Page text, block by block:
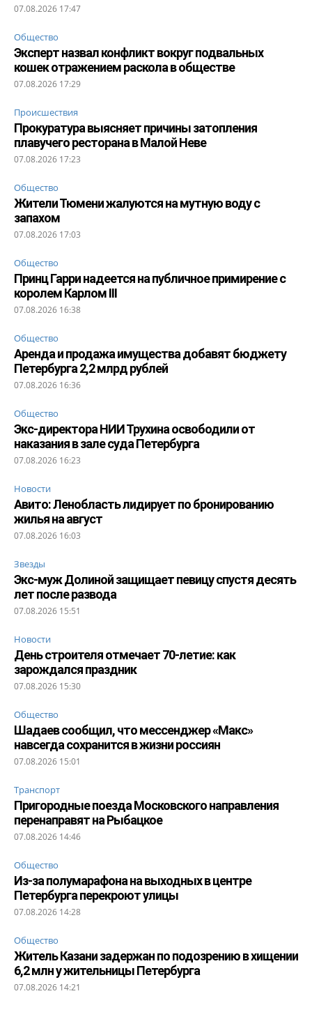
07.08.2026 17:47
Общество
Эксперт назвал конфликт вокруг подвальных
кошек отражением раскола в обществе
07.08.2026 17:29
Происшествия
Прокуратура выясняет причины затопления
плавучего ресторана в Малой Неве
07.08.2026 17:23
Общество
Жители Тюмени жалуются на мутную воду с
запахом
07.08.2026 17:03
Общество
Принц Гарри надеется на публичное примирение с
королем Карлом III
07.08.2026 16:38
Общество
Аренда и продажа имущества добавят бюджету
Петербурга 2,2 млрд рублей
07.08.2026 16:36
Общество
Экс-директора НИИ Трухина освободили от
наказания в зале суда Петербурга
07.08.2026 16:23
Новости
Авито: Ленобласть лидирует по бронированию
жилья на август
07.08.2026 16:03
Звезды
Экс-муж Долиной защищает певицу спустя десять
лет после развода
07.08.2026 15:51
Новости
День строителя отмечает 70-летие: как
зарождался праздник
07.08.2026 15:30
Общество
Шадаев сообщил, что мессенджер «Макс»
навсегда сохранится в жизни россиян
07.08.2026 15:01
Транспорт
Пригородные поезда Московского направления
перенаправят на Рыбацкое
07.08.2026 14:46
Общество
Из-за полумарафона на выходных в центре
Петербурга перекроют улицы
07.08.2026 14:28
Общество
Житель Казани задержан по подозрению в хищении
6,2 млн у жительницы Петербурга
07.08.2026 14:21